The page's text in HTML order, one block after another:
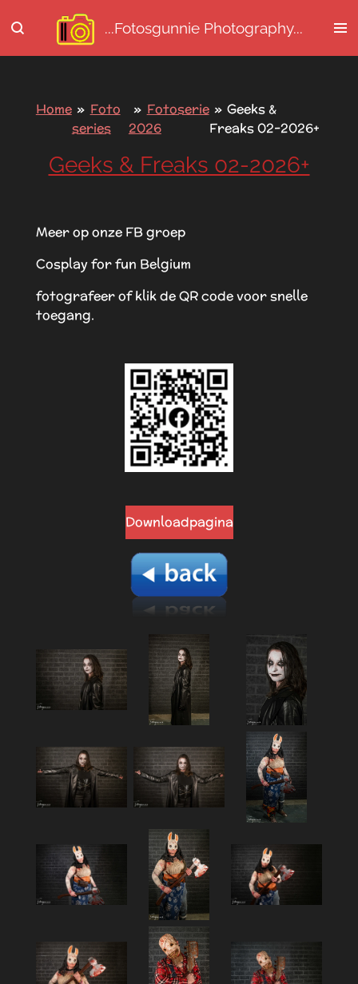
direct
naar
...Fotosgunnie Photography...
Home » Foto
series
» Fotoserie
2026
» Geeks &
Freaks 02-2026+
Geeks & Freaks 02-2026+
Meer op onze FB groep
Cosplay for fun Belgium
fotografeer of klik de QR code voor snelle
toegang.
Downloadpagina